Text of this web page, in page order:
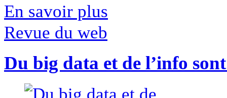
En savoir plus
Revue du web
Du big data et de l’info